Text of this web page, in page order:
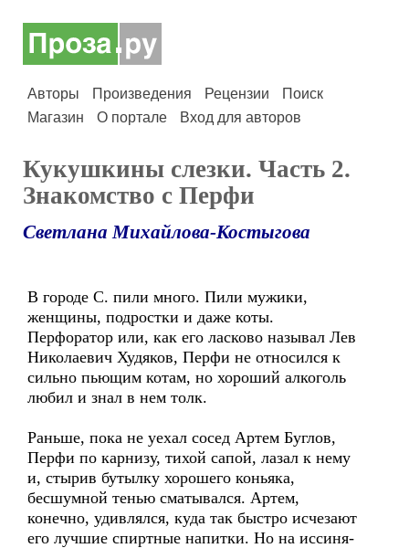
Авторы Произведения Рецензии
Поиск
Магазин
О портале Вход для авторов
Кукушкины слезки. Часть 2.
Знакомство с Перфи
Светлана Михайлова-Костыгова
В городе С. пили много. Пили мужики,
женщины, подростки и даже коты.
Перфоратор или, как его ласково называл Лев
Николаевич Худяков, Перфи не относился к
сильно пьющим котам, но хороший алкоголь
любил и знал в нем толк.
Раньше, пока не уехал сосед Артем Буглов,
Перфи по карнизу, тихой сапой, лазал к нему
и, стырив бутылку хорошего коньяка,
бесшумной тенью сматывался. Артем,
конечно, удивлялся, куда так быстро исчезают
его лучшие спиртные напитки. Но на иссиня-